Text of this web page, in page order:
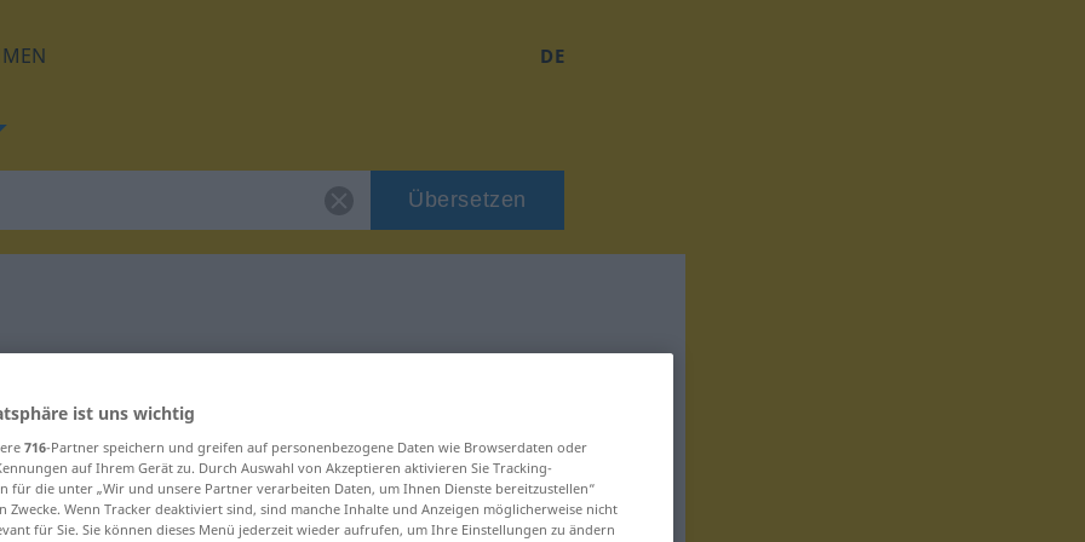
DE
Übersetzen
für "Abschnitt"
ist uns wichtig
716-Partner speichern und greifen auf personenbezogene Daten wie Browserdaten oder
auf Ihrem Gerät zu. Durch Auswahl von Akzeptieren aktivieren Sie Tracking-
für die unter „Wir und unsere Partner verarbeiten Daten, um Ihnen Dienste bereitzustellen“
Zwecke. Wenn Tracker deaktiviert sind, sind manche Inhalte und Anzeigen möglicherweise nicht
für Sie. Sie können dieses Menü jederzeit wieder aufrufen, um Ihre Einstellungen zu ändern